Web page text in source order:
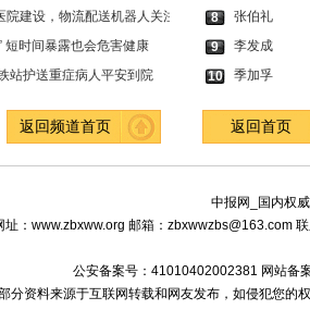
建设，物流配送机器人关注
短时间暴露也会危害健康
站护送重症病人平安到院
8
张伯礼
9
李发成
10
季加孚
返回频道首页 返回首页
中报网_国内权
址：www.zbxww.org 邮箱：zbxwwzbs@163.com
公安备案号：41010402002381 网站备
分资料来源于互联网转载和网友发布，如侵犯您的